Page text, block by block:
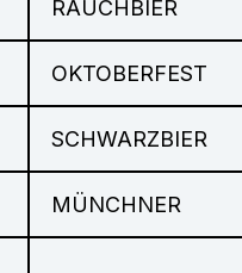
RAUCHBIER
OKTOBERFEST
SCHWARZBIER
MÜNCHNER